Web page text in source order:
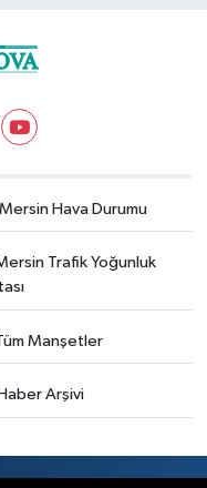
Mersin Hava Durumu
Trafik Yoğunluk
Manşetler
Haber Arşivi